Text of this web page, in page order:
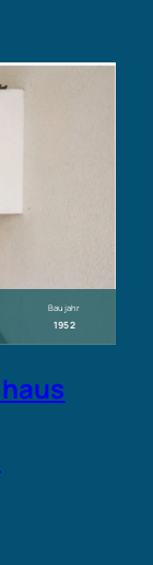
Baujahr
1952